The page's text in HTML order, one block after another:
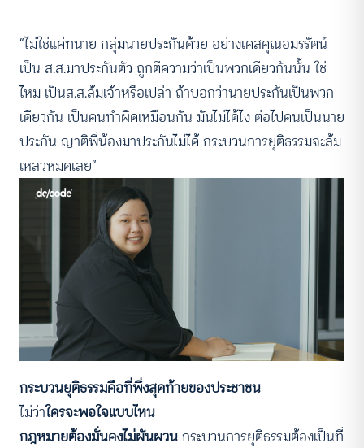
“ไม่ใช่แค่ทนาย กลุ่มนายประกันด้วย อย่างเคสคุณอมรรัตน์
เป็น ส.ส.มาประกันตัว ถูกตีความว่าเป็นพวกเดียวกันนั้น ใช่
ไหม เป็นส.ส.ล้มเจ้าหรือเปล่า ถ้าบอกว่านายประกันเป็นพวก
เดียวกัน เป็นคนทำผิดเหมือนกัน มันไม่ได้ไง ต่อไปคนเป็นนาย
ประกัน ญาติพี่น้องมาประกันไม่ได้ กระบวนการยุติธรรมจะล้ม
เหลวหมดเลย”
กระบวนยุติธรรมคือที่พึ่งสุดท้ายของประชาชน
ไม่ว่าใครจะพอใจแบบไหน
กฎหมายต้องมั่นคงไม่ผันผวนกระบวนการยุติธรรมต้องเป็นที่